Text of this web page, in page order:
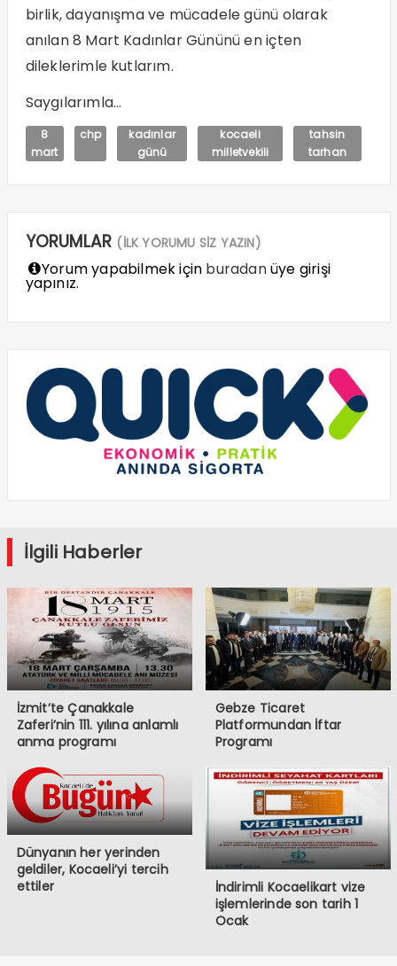
birlik, dayanışma ve mücadele günü olarak
anılan 8 Mart Kadınlar Gününü en içten
dileklerimle kutlarım.
Saygılarımla…
8
mart
chp
kadınlar
günü
kocaeli
milletvekili
tahsin
tarhan
YORUMLAR (İLK YORUMU SİZ YAZIN)
Yorum yapabilmek için buradanüye girişi
yapınız.
İlgili Haberler
İzmit’te Çanakkale
Zaferi’nin 111. yılına anlamlı
anma programı
Gebze Ticaret
Platformundan İftar
Programı
Dünyanın her yerinden
geldiler, Kocaeli’yi tercih
ettiler
İndirimli Kocaelikart vize
işlemlerinde son tarih 1
Ocak